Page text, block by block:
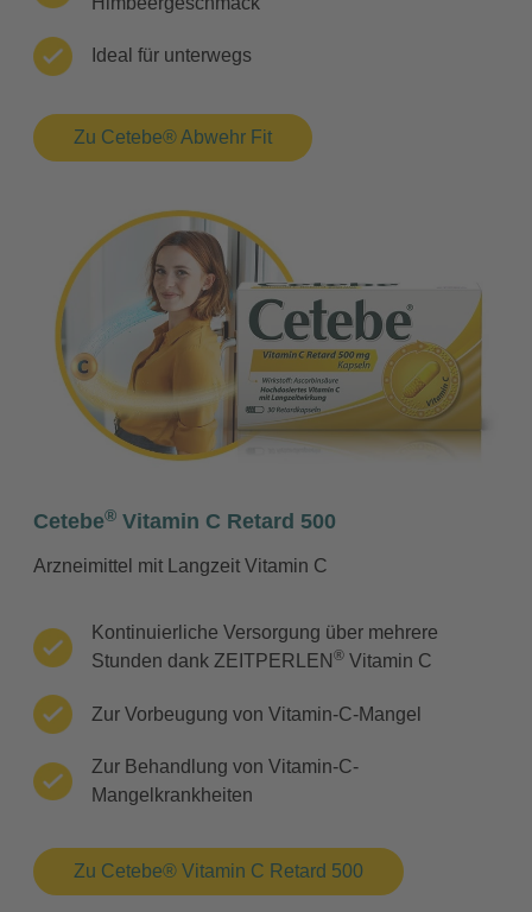
Ideal für unterwegs
Zu Cetebe® Abwehr Fit
Cetebe® Vitamin C Retard 500
Arzneimittel mit Langzeit Vitamin C
Kontinuierliche Versorgung über mehrere
Stunden dank ZEITPERLEN ®Vitamin C
Zur Vorbeugung von Vitamin-C-Mangel
Zur Behandlung von Vitamin-C-
Mangelkrankheiten
Zu Cetebe® Vitamin C Retard 500